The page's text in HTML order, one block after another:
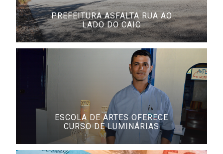
PREFEITURA ASFALTA RUA AO
LADO DO CAIC
ESCOLA DE ARTES OFERECE
CURSO DE LUMINÁRIAS